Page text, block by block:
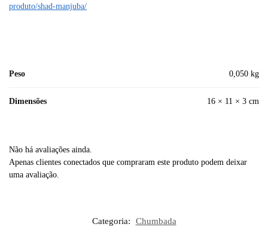
produto/shad-manjuba/
Peso 0,050 kg
Dimensões 16 × 11 × 3 cm
Não há avaliações ainda.
Apenas clientes conectados que compraram este produto podem deixar
uma avaliação.
Categoria: Chumbada